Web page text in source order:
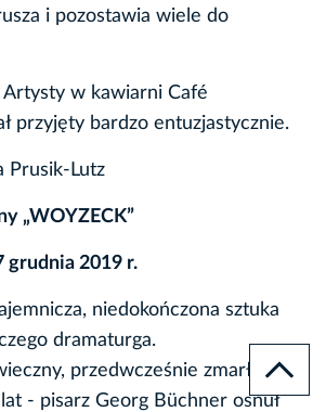
i pozostawia wiele do
w kawiarni Café
przyjęty bardzo entuzjastycznie.
Prusik-Lutz
„WOYZECK”
grudnia 2019 r.
niedokończona sztuka
dramaturga.
przedwcześnie zmarły -
- pisarz Georg Büchner osnuł